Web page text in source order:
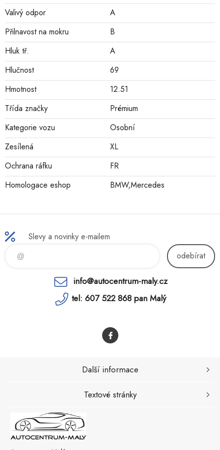
Valivý odpor
A
Přilnavost na mokru
B
Hluk tř.
A
Hlučnost
69
Hmotnost
12.51
Třída značky
Prémium
Kategorie vozu
Osobní
Zesílená
XL
Ochrana ráfku
FR
Homologace eshop
BMW,Mercedes
Slevy a novinky e-mailem
odebírat
info@autocentrum-maly.cz
tel: 607 522 868 pan Malý
Další informace
Textové stránky